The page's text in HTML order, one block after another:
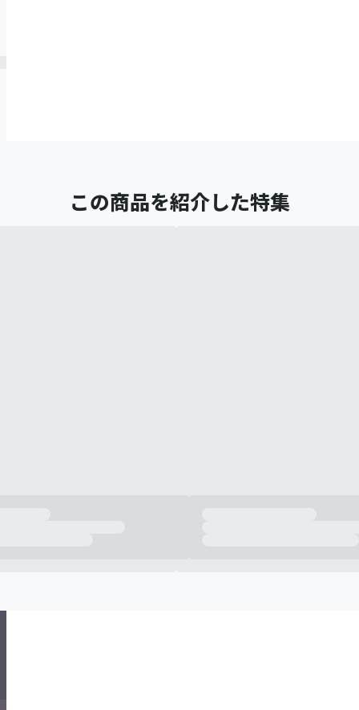
この商品を紹介した特集